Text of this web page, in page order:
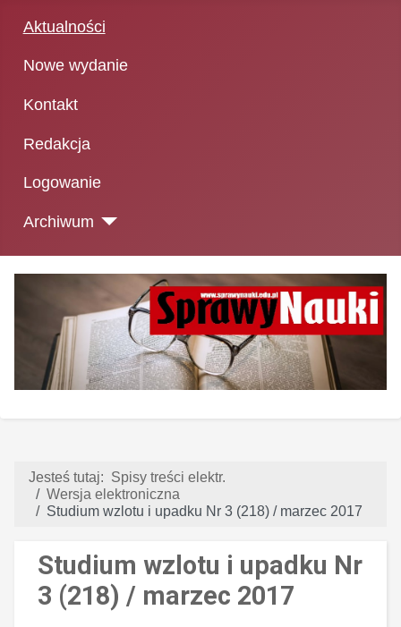
Aktualności
Nowe wydanie
Kontakt
Redakcja
Logowanie
Archiwum
Jesteś tutaj: Spisy treści elektr.
Wersja elektroniczna
Studium wzlotu i upadku Nr 3 (218) / marzec 2017
Studium wzlotu i upadku Nr
3 (218) / marzec 2017